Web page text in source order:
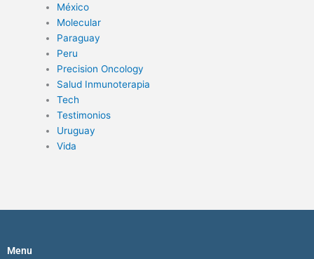
México
Molecular
Paraguay
Peru
Precision Oncology
Salud Inmunoterapia
Tech
Testimonios
Uruguay
Vida
Menu